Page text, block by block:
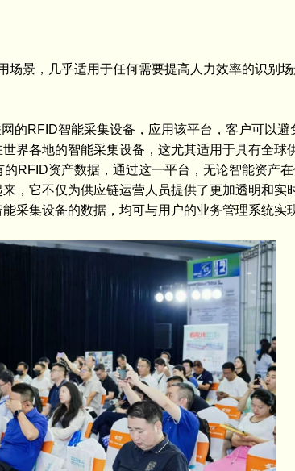
景，几乎适用于任何需要提高人力效率的识别
RFID智能采集设备，应用该平台，客户可以避
界各地的智能采集设备，这尤其适用于具有全球
资产数据，通过这一平台，无论智能资产在
，它不仅为供应链运营人员提供了更加透明和实
采集设备的数据，均可与用户的业务管理系统实